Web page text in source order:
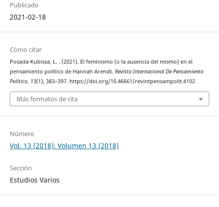
Publicado
2021-02-18
Cómo citar
Posada-Kubissa, L. . (2021). El feminismo (o la ausencia del mismo) en el
pensamiento político de Hannah Arendt. Revista Internacional De Pensamiento
Político, 13(1), 383–397. https://doi.org/10.46661/revintpensampolit.4102
Más formatos de cita
Número
Vol. 13 (2018): Volumen 13 (2018)
Sección
Estudios Varios